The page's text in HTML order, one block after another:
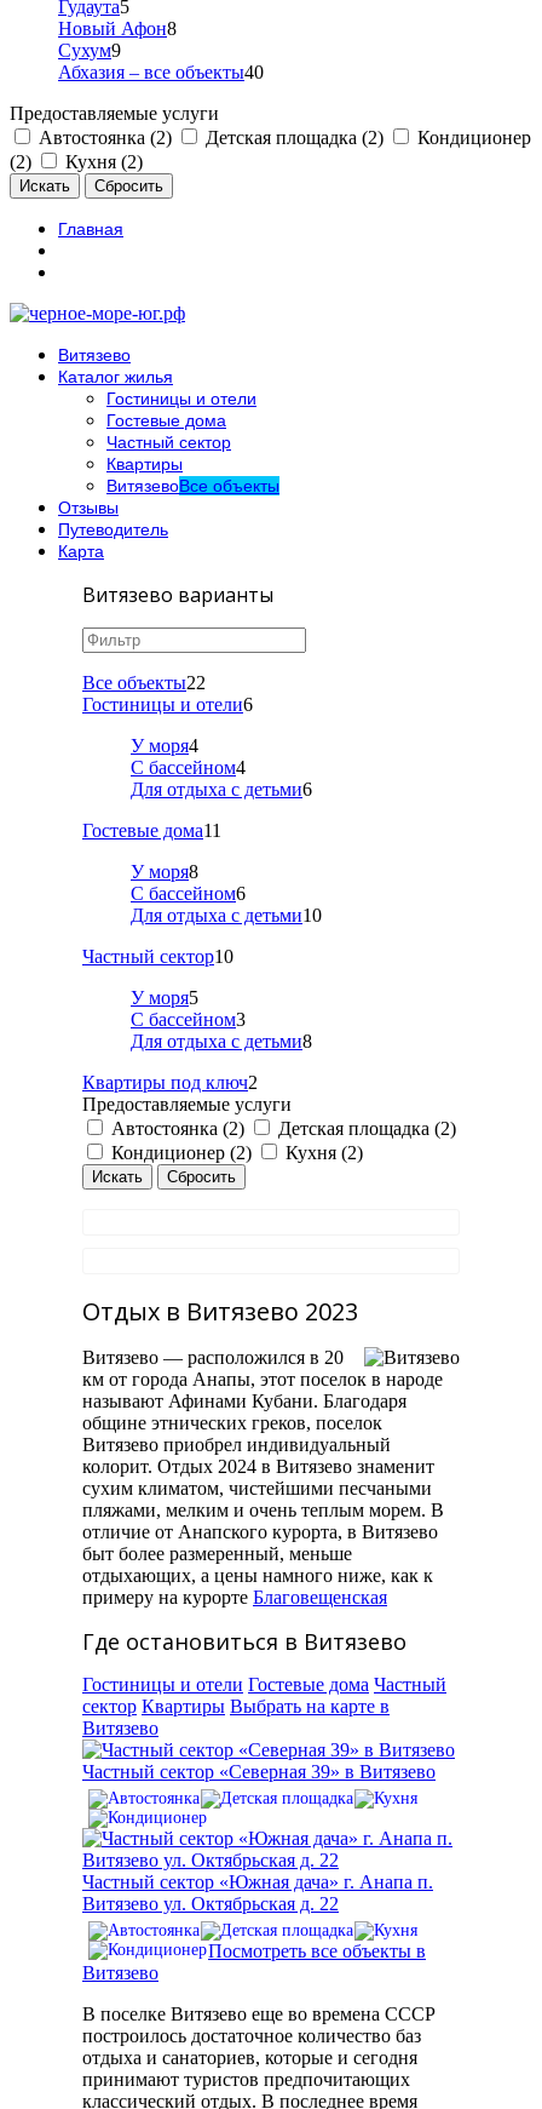
Гудаута5
Новый Афон8
Сухум9
Абхазия – все объекты40
Предоставляемые услуги
Автостоянка (2)
Детская площадка (2)
Кондиционер
(2)
Кухня (2)
Главная
Витязево
Каталог жилья
Гостиницы и отели
Гостевые дома
Частный сектор
Квартиры
ВитязевоВсе объекты
Отзывы
Путеводитель
Карта
Витязево варианты
Все объекты22
Гостиницы и отели6
У моря4
С бассейном4
Для отдыха с детьми6
Гостевые дома11
У моря8
С бассейном6
Для отдыха с детьми10
Частный сектор10
У моря5
С бассейном3
Для отдыха с детьми8
Квартиры под ключ2
Предоставляемые услуги
Автостоянка (2)
Детская площадка (2)
Кондиционер (2)
Кухня (2)
Отдых в Витязево 2023
Витязево — расположился в 20
км от города Анапы, этот поселок в народе
называют Афинами Кубани. Благодаря
общине этнических греков, поселок
Витязево приобрел индивидуальный
колорит. Отдых 2024 в Витязево знаменит
сухим климатом, чистейшими песчаными
пляжами, мелким и очень теплым морем. В
отличие от Анапского курорта, в Витязево
быт более размеренный, меньше
отдыхающих, а цены намного ниже, как к
примеру на курорте Благовещенская
Где остановиться в Витязево
Гостиницы и отели Гостевые дома Частный
сектор Квартиры Выбрать на карте в
Витязево
Частный сектор «Северная 39» в Витязево
Частный сектор «Южная дача» г. Анапа п.
Витязево ул. Октябрьская д. 22
Посмотреть все объекты в
Витязево
В поселке Витязево еще во времена СССР
построилось достаточное количество баз
отдыха и санаториев, которые и сегодня
принимают туристов предпочитающих
классический отдых. В последнее время